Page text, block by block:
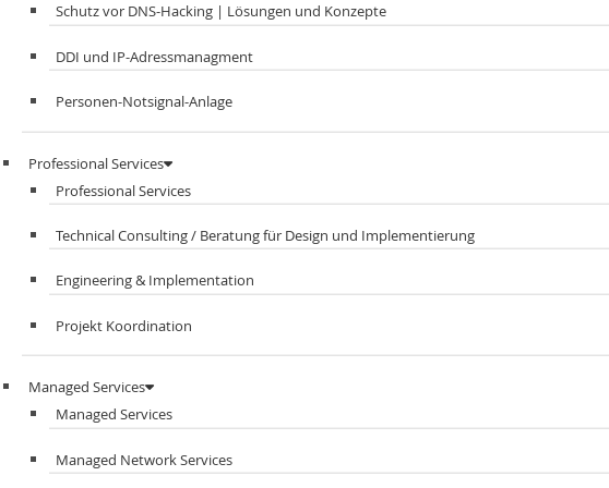
Schutz vor DNS-Hacking | Lösungen und Konzepte
DDI und IP-Adressmanagment​
Personen-Notsignal-Anlage
Professional Services
Professional Services
Technical Consulting / Beratung für Design und Implementierung
Engineering & Implementation
Projekt Koordination
Managed Services
Managed Services
Managed Network Services